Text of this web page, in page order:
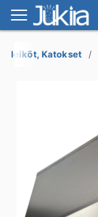
Siirry
navigointiin
Siirry
sisältöön
Katokset